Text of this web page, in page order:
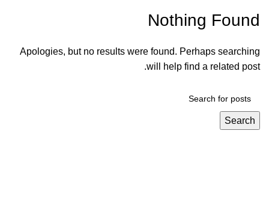
Nothing Found
Apologies, but no results were found. Perhaps searching
will help find a related post.
Search